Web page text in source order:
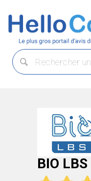
BIO LBS